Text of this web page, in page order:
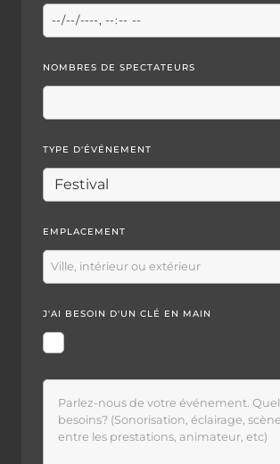
NOMBRES DE SPECTATEURS
TYPE D'ÉVÉNEMENT
EMPLACEMENT
J'AI BESOIN D'UN CLÉ EN MAIN